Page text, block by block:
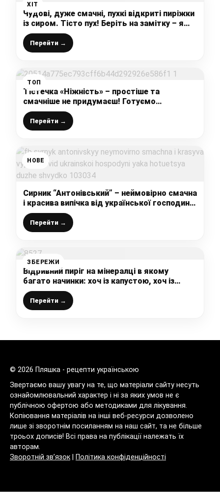
ХІТ
Чудові, дуже смачні, пухкі відкриті пиріжки
із сиром. Тісто пух! Беріть на замітку – я
поганого не раджу!
Перейти →
ТОП
Тістечка «Ніжність» – простіше та
смачніше не придумаєш! Готуємо
бісквітний десерт з вишневою начинкою і
ніжним кремом
Перейти →
НОВЕ
Сирник “Антонівський” – неймовірно смачна
і красива випічка від української господині,
яка готується дуже швидко
Перейти →
ЗБЕРЕЖИ
Відривний пиріг на мінералці в якому
багато начинки: хоч із капустою, хоч із
яблуком, хоч із картоплею, ділюсь гарним,
перевіреним рецептом
Перейти →
© 2026 Пляшка - рецепти українською
Звертаємо вашу увагу на те, що матеріали сайту несуть
ознайомлювальний характер і ні за яких умов не є
публічною офертою або методиками для лікування.
Копіювання матеріалів на інші веб-ресурси дозволено
лише зі зворотнім посиланням на наш сайт, та не більше
троьох дописів! Всі права на публікації належать їх
авторам.
Зворотній зв’язок
Політика конфіденційності